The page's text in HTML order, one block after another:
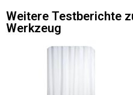
Weitere Testberichte
Werkzeug